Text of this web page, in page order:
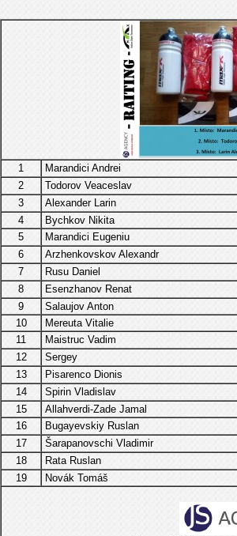
1 Marandici Andrei
2
Todorov Veaceslav
3
Alexander Larin
4
Bychkov Nikita
5
Marandici Eugeniu
6
Arzhenkovskov Alexandr
7
Rusu Daniel
8
Esenzhanov Renat
9
Salaujov Anton
10
Mereuta Vitalie
11
Maistruc Vadim
12
Sergey
13
Pisarenco Dionis
14
Spirin Vladislav
15
Allahverdi-Zade Jamal
16
Bugayevskiy Ruslan
17
Šarapanovschi Vladimir
18
Rata Ruslan
19
Novák Tomáš